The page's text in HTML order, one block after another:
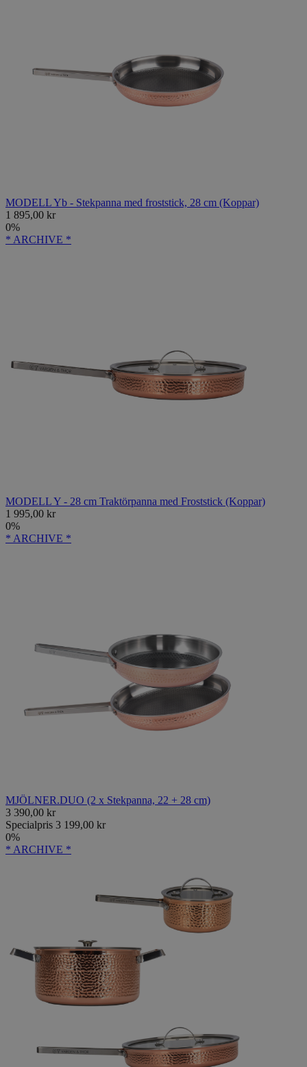
MODELL Yb - Stekpanna med froststick, 28 cm (Koppar)
1 895,00 kr
0%
* ARCHIVE *
MODELL Y - 28 cm Traktörpanna med Froststick (Koppar)
1 995,00 kr
0%
* ARCHIVE *
MJÖLNER.DUO (2 x Stekpanna, 22 + 28 cm)
3 390,00 kr
Specialpris 3 199,00 kr
0%
* ARCHIVE *